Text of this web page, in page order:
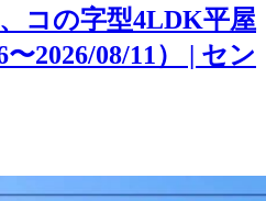
コの字型4LDK平屋
〜2026/08/11） | セン